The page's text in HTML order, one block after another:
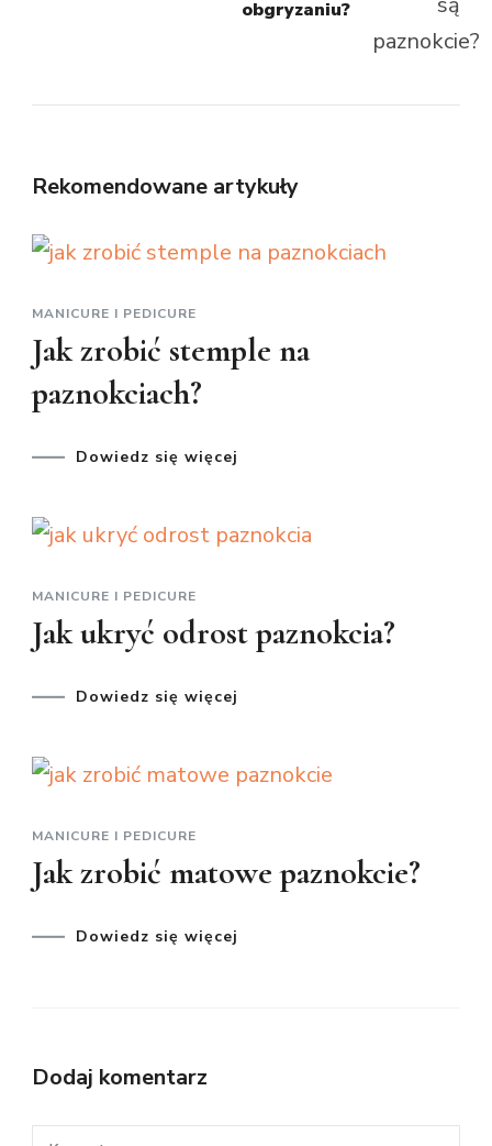
obgryzaniu?
Rekomendowane artykuły
MANICURE I PEDICURE
Jak zrobić stemple na
paznokciach?
Dowiedz się więcej
MANICURE I PEDICURE
Jak ukryć odrost paznokcia?
Dowiedz się więcej
MANICURE I PEDICURE
Jak zrobić matowe paznokcie?
Dowiedz się więcej
Dodaj komentarz